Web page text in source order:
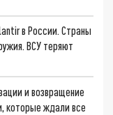
в России. Страны
ВСУ теряют
и возвращение
которые ждали все